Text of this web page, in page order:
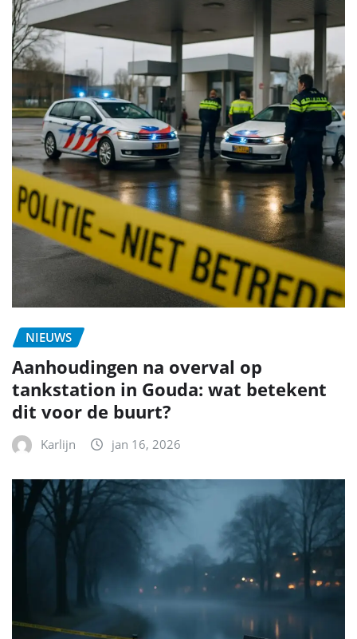
NIEUWS
Aanhoudingen na overval op
tankstation in Gouda: wat betekent
dit voor de buurt?
Karlijn jan 16, 2026